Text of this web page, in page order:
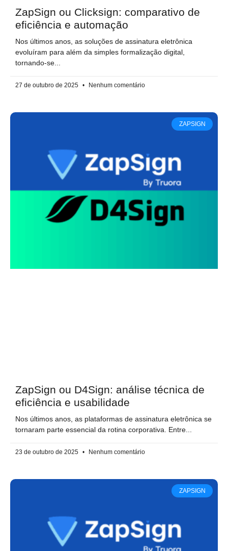
ZapSign ou Clicksign: comparativo de
eficiência e automação
Nos últimos anos, as soluções de assinatura eletrônica
evoluíram para além da simples formalização digital,
tornando-se
27 de outubro de 2025 Nenhum comentário
ZAPSIGN
ZapSign ou D4Sign: análise técnica de
eficiência e usabilidade
Nos últimos anos, as plataformas de assinatura eletrônica se
tornaram parte essencial da rotina corporativa. Entre
23 de outubro de 2025 Nenhum comentário
ZAPSIGN